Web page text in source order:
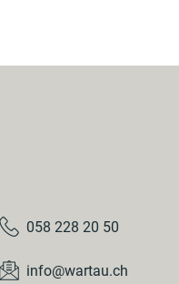
058 228 20 50
info@wartau.ch